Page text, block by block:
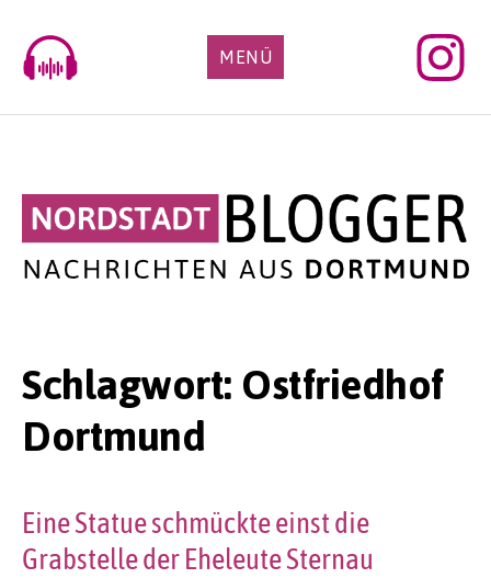
content
MENÜ
Schlagwort: Ostfriedhof
Dortmund
Eine Statue schmückte einst die
Grabstelle der Eheleute Sternau